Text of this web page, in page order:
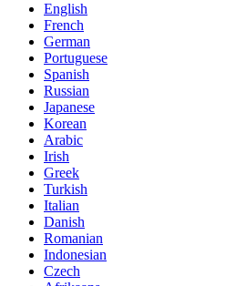
English
French
German
Portuguese
Spanish
Russian
Japanese
Korean
Arabic
Irish
Greek
Turkish
Italian
Danish
Romanian
Indonesian
Czech